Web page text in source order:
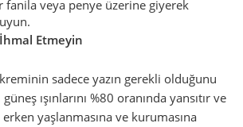
fanila veya penye üzerine giyerek
Etmeyin
sadece yazın gerekli olduğunu
ışınlarını %80 oranında yansıtır ve
yaşlanmasına ve kurumasına